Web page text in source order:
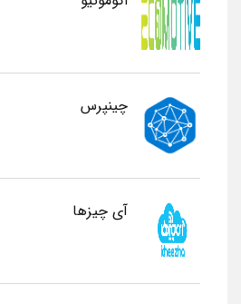
چینپرس
آی چیزها